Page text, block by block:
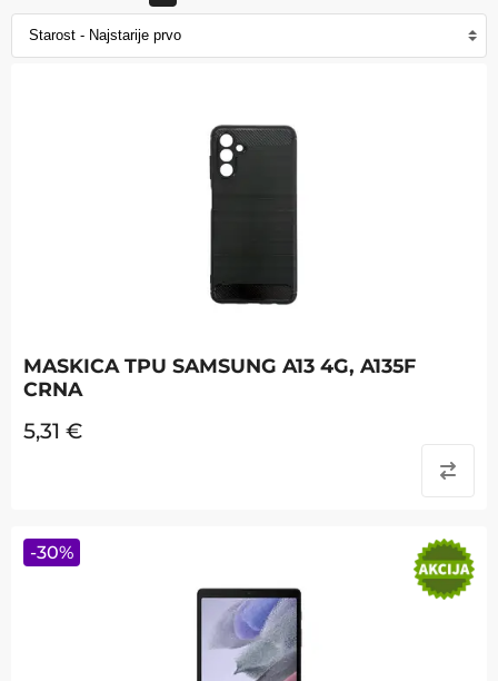
MASKICA TPU SAMSUNG A13 4G, A135F
CRNA
5,31 €
-30%